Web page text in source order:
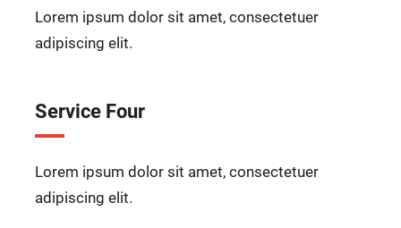
Lorem ipsum dolor sit amet, consectetuer
adipiscing elit.
Service Four
Lorem ipsum dolor sit amet, consectetuer
adipiscing elit.